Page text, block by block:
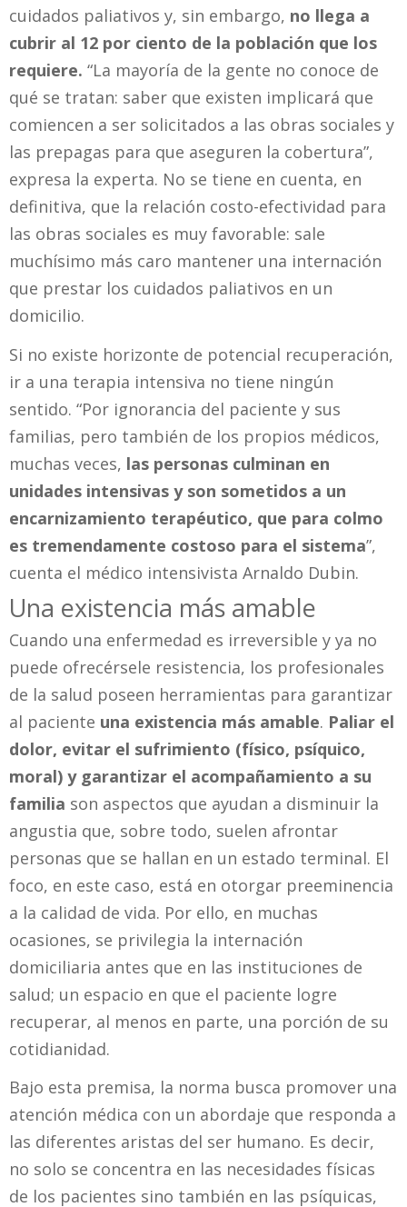
cuidados paliativos y, sin embargo, no llega a
cubrir al 12 por ciento de la población que los
requiere. “La mayoría de la gente no conoce de
qué se tratan: saber que existen implicará que
comiencen a ser solicitados a las obras sociales y
las prepagas para que aseguren la cobertura”,
expresa la experta. No se tiene en cuenta, en
definitiva, que la relación costo-efectividad para
las obras sociales es muy favorable: sale
muchísimo más caro mantener una internación
que prestar los cuidados paliativos en un
domicilio.
Si no existe horizonte de potencial recuperación,
ir a una terapia intensiva no tiene ningún
sentido. “Por ignorancia del paciente y sus
familias, pero también de los propios médicos,
muchas veces, las personas culminan en
unidades intensivas y son sometidos a un
encarnizamiento terapéutico, que para colmo
es tremendamente costoso para el sistema”,
cuenta el médico intensivista Arnaldo Dubin.
Una existencia más amable
Cuando una enfermedad es irreversible y ya no
puede ofrecérsele resistencia, los profesionales
de la salud poseen herramientas para garantizar
al paciente una existencia más amable. Paliar el
dolor, evitar el sufrimiento (físico, psíquico,
moral) y garantizar el acompañamiento a su
familia son aspectos que ayudan a disminuir la
angustia que, sobre todo, suelen afrontar
personas que se hallan en un estado terminal. El
foco, en este caso, está en otorgar preeminencia
a la calidad de vida. Por ello, en muchas
ocasiones, se privilegia la internación
domiciliaria antes que en las instituciones de
salud; un espacio en que el paciente logre
recuperar, al menos en parte, una porción de su
cotidianidad.
Bajo esta premisa, la norma busca promover una
atención médica con un abordaje que responda a
las diferentes aristas del ser humano. Es decir,
no solo se concentra en las necesidades físicas
de los pacientes sino también en las psíquicas,